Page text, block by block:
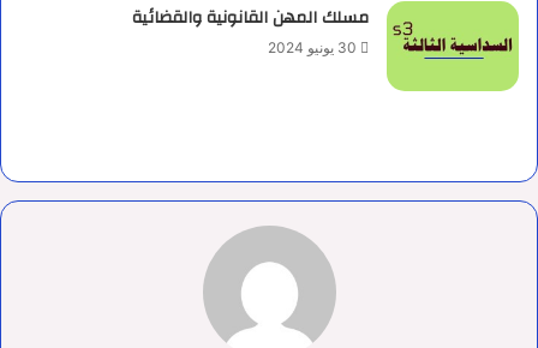
مسلك المهن القانونية والقضائية
30 يونيو 2024